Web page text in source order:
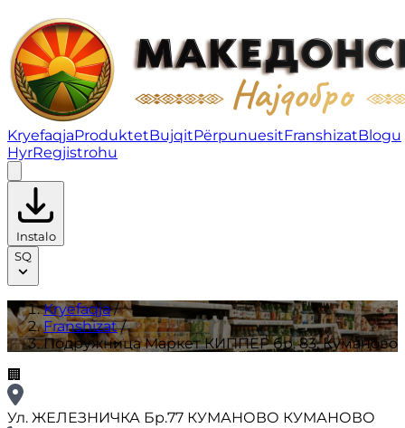
Подружница Маркет КИППЕР бр. 83, Куманово |
KryefaqjaProduktetBujqitPërpunuesitFranshizatBlogu
HyrRegjistrohu
Instalo
SQ
Kryefaqja/
Franshizat/
Подружница Маркет КИППЕР бр. 83, Куманово
🏢
Ул. ЖЕЛЕЗНИЧКА Бр.77 КУМАНОВО КУМАНОВО